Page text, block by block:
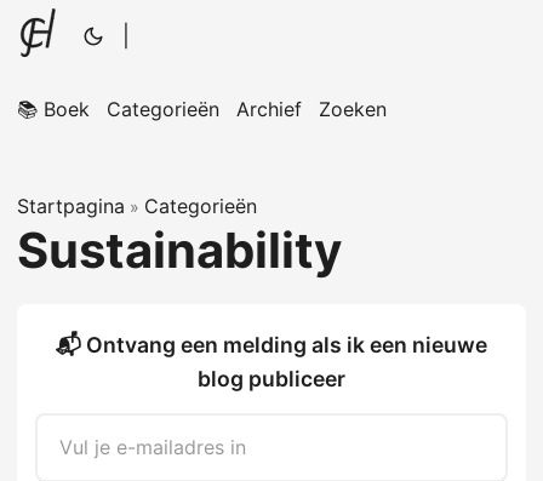
📚 Boek Categorieën Archief Zoeken
Startpagina » Categorieën
Sustainability
📬 Ontvang een melding als ik een nieuwe
blog publiceer